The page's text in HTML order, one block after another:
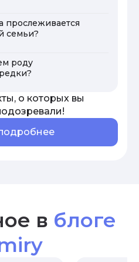
прослеживается
семьи?
роду
о которых вы
в блоге